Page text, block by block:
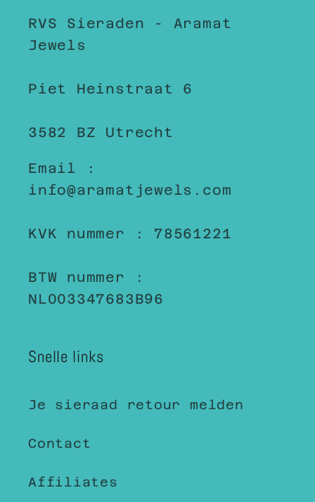
RVS Sieraden - Aramat
Jewels
Piet Heinstraat 6
3582 BZ Utrecht
Email :
info@aramatjewels.com
KVK nummer : 78561221
BTW nummer :
NL003347683B96
Snelle links
Je sieraad retour melden
Contact
Affiliates